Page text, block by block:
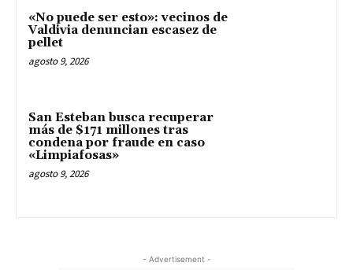
«No puede ser esto»: vecinos de
Valdivia denuncian escasez de
pellet
agosto 9, 2026
San Esteban busca recuperar
más de $171 millones tras
condena por fraude en caso
«Limpiafosas»
agosto 9, 2026
- Advertisement -